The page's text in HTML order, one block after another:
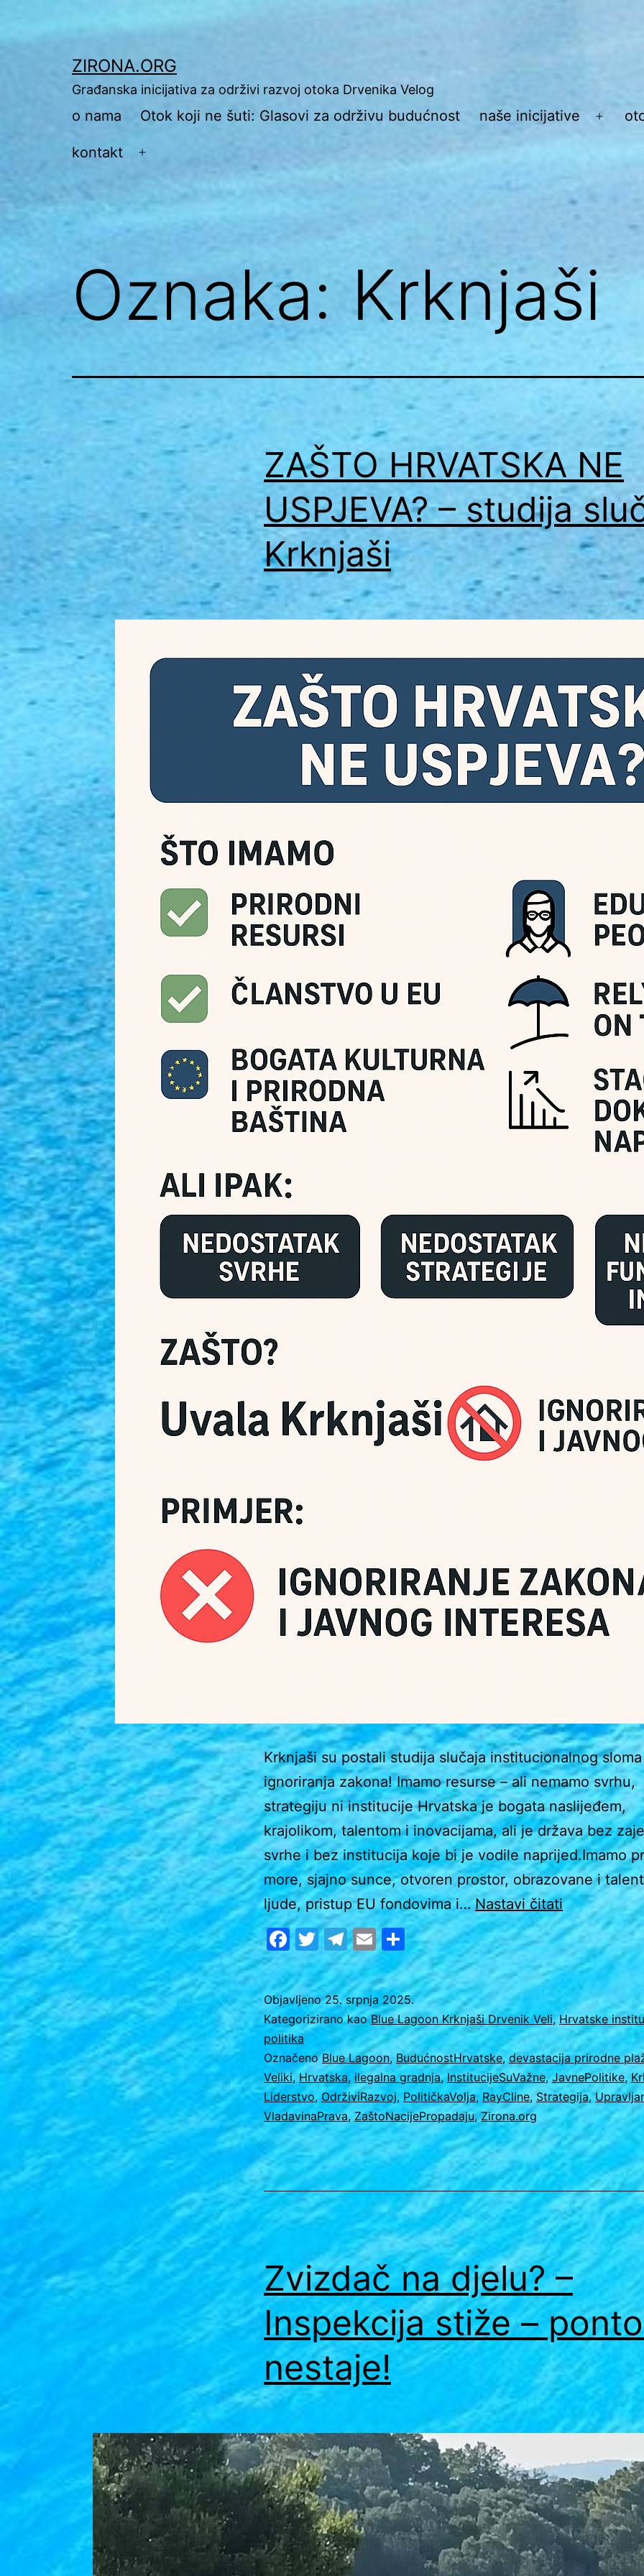
ZIRONA.ORG
Građanska inicijativa za održivi razvoj otoka Drvenika Velog
o nama Otok koji ne šuti: Glasovi za održivu budućnost naše inicijative
Otvori
kontakt
izbornik
Oznaka:Krknjaši
ZAŠTO HRVATSKA NE
USPJEVA? – studija
Krknjaši
Krknjaši su postali studija slučaja institucionalnog
ignoriranja zakona! Imamo resurse – ali nemamo svrhu,
strategiju ni institucije Hrvatska je bogata naslijeđem,
krajolikom, talentom i inovacijama, ali je država bez
svrhe i bez institucija koje bi je vodile naprijed.Imamo
more, sjajno sunce, otvoren prostor, obrazovane i
ljude, pristup EU fondovima i…Nastavi čitatiZAŠTO
HRVATSKA
NE
USPJEVA?
studija
slučaja
Krknjaši
Facebook
Twitter
Telegram
EmailShare
Objavljeno25. srpnja 2025.
Kategorizirano kaoBlue Lagoon Krknjaši Drvenik Veli,Hrvatske
politika
OznačenoBlue Lagoon,BudućnostHrvatske, devastacija prirodne
Veliki, Hrvatska, ilegalna gradnja,InstitucijeSuVažne,JavnePolitike,
Liderstvo,OdrživiRazvoj, PolitičkaVolja, RayCline, Strategija,
VladavinaPrava, ZaštoNacijePropadaju,Zirona.org
Zvizdač na djelu? –
Inspekcija stiže –
nestaje!